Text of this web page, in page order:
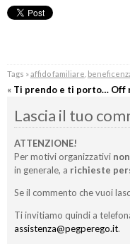
Tags »affido familiare
« Ti prendo e ti porto… Off
Lascia il tuo
ATTENZIONE!
Per motivi organizzativi
in generale, a richieste
Se il commento che vuoi
Ti invitiamo quindi a
assistenza@pegperego.it.